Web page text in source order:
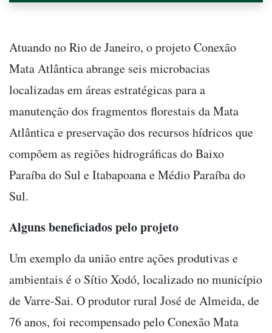
Atuando no Rio de Janeiro, o projeto Conexão
Mata Atlântica abrange seis microbacias
localizadas em áreas estratégicas para a
manutenção dos fragmentos florestais da Mata
Atlântica e preservação dos recursos hídricos que
compõem as regiões hidrográficas do Baixo
Paraíba do Sul e Itabapoana e Médio Paraíba do
Sul.
Alguns beneficiados pelo projeto
Um exemplo da união entre ações produtivas e
ambientais é o Sítio Xodó, localizado no município
de Varre-Sai. O produtor rural José de Almeida, de
76 anos, foi recompensado pelo Conexão Mata